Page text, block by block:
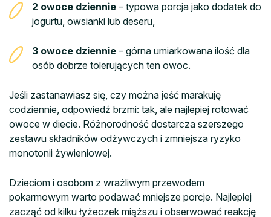
2 owoce dziennie – typowa porcja jako dodatek do
jogurtu, owsianki lub deseru,
3 owoce dziennie – górna umiarkowana ilość dla
osób dobrze tolerujących ten owoc.
Jeśli zastanawiasz się, czy można jeść marakuję
codziennie, odpowiedź brzmi: tak, ale najlepiej rotować
owoce w diecie. Różnorodność dostarcza szerszego
zestawu składników odżywczych i zmniejsza ryzyko
monotonii żywieniowej.
Dzieciom i osobom z wrażliwym przewodem
pokarmowym warto podawać mniejsze porcje. Najlepiej
zacząć od kilku łyżeczek miąższu i obserwować reakcję